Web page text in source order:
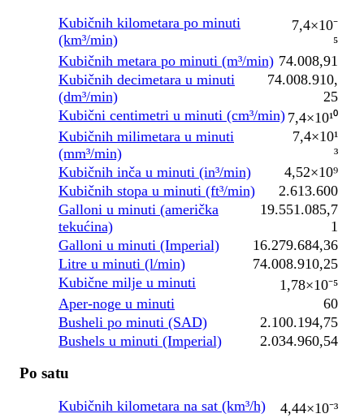
Kubičnih kilometara po minuti
(km³/min)
7,4×10⁻
⁵
Kubičnih metara po minuti (m³/min) 74.008,91
Kubičnih decimetara u minuti
(dm³/min)
74.008.910,
25
Kubični centimetri u minuti (cm³/min) 7,4×10¹⁰
Kubičnih milimetara u minuti
(mm³/min)
7,4×10¹
³
Kubičnih inča u minuti (in³/min)
4,52×10⁹
Kubičnih stopa u minuti (ft³/min)
2.613.600
Galloni u minuti (američka
tekućina)
19.551.085,7
1
Galloni u minuti (Imperial)
16.279.684,36
Litre u minuti (l/min)
74.008.910,25
Kubične milje u minuti
1,78×10⁻⁵
Aper-noge u minuti
60
Busheli po minuti (SAD)
2.100.194,75
Bushels u minuti (Imperial)
2.034.960,54
Po satu
Kubičnih kilometara na sat (km³/h)
4,44×10⁻³